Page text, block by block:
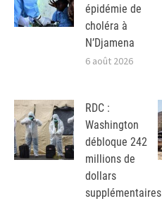
épidémie de
choléra à
N’Djamena
6 août 2026
RDC :
Washington
débloque 242
millions de
dollars
supplémentaires